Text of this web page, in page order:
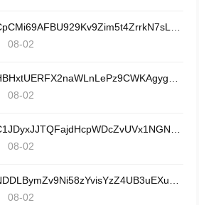
08-02
08-02
08-02
08-02